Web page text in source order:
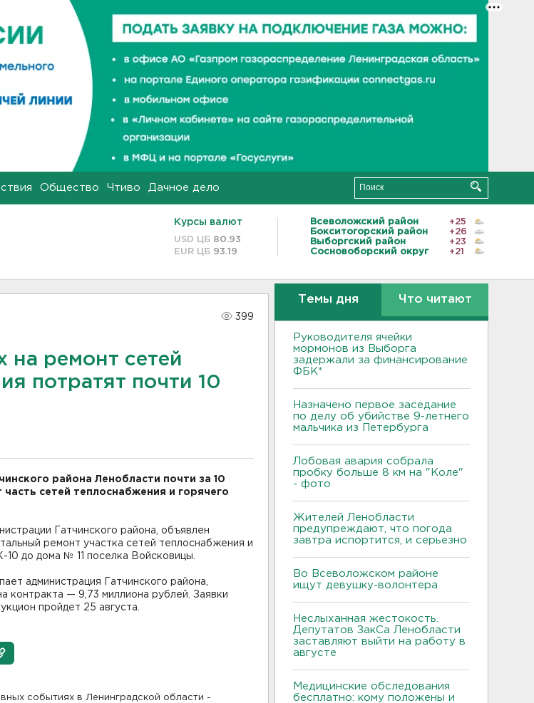
Общество Чтиво Дачное дело
Курсы валют
USD ЦБ 80.93
EUR ЦБ 93.19
Всеволожский район
+25
Бокситогорский район
+26
Выборгский район
+23
Сосновоборский округ
+21
399
на ремонт сетей
потратят почти 10
района Ленобласти почти за 10
сетей теплоснабжения и горячего
Гатчинского района, объявлен
ремонт участка сетей теплоснабжения и
до дома № 11 поселка Войсковицы.
администрация Гатчинского района,
контракта — 9,73 миллиона рублей. Заявки
пройдет 25 августа.
событиях в Ленинградской области -
Темы дня Что читают
Руководителя ячейки
мормонов из Выборга
задержали за финансирование
ФБК*
Назначено первое заседание
по делу об убийстве 9-летнего
мальчика из Петербурга
Лобовая авария собрала
пробку больше 8 км на "Коле"
- фото
Жителей Ленобласти
предупреждают, что погода
завтра испортится, и серьезно
Во Всеволожском районе
ищут девушку-волонтера
Неслыханная жестокость.
Депутатов ЗакСа Ленобласти
заставляют выйти на работу в
августе
Медицинские обследования
бесплатно: кому положены и